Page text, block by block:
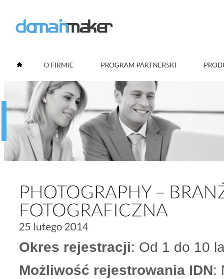
Okres rejestracji: Od 1 do 10
Możliwość rejestrowania IDN: